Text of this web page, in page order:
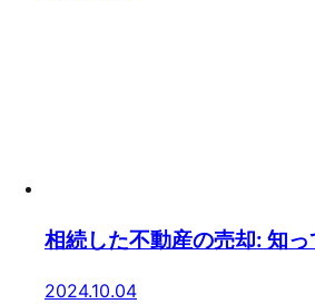
相続した不動産の売却: 知
2024.10.04